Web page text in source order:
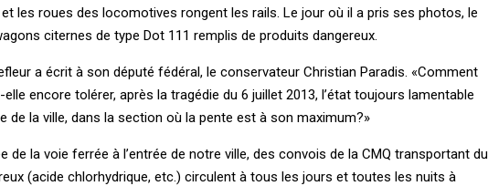
les roues des locomotives rongent les rails. Le jour où il a pris ses photos, le
citernes de type Dot 111 remplis de produits dangereux.
a écrit à son député fédéral, le conservateur Christian Paradis. «Comment
encore tolérer, après la tragédie du 6 juillet 2013, l’état toujours lamentable
de la ville, dans la section où la pente est à son maximum?»
de la voie ferrée à l’entrée de notre ville, des convois de la CMQ transportant du
(acide chlorhydrique, etc.) circulent à tous les jours et toutes les nuits à